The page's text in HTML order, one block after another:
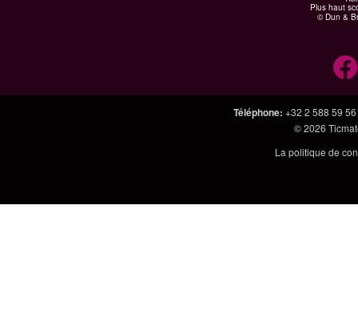
Plus haut
© Dun &
Téléphone: +32 2 588 59 56
© 2026
La politique de